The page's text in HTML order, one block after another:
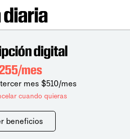
digital
mes
mes $510/mes
cuando quieras
beneficios